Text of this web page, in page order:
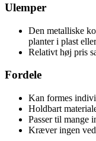
Ulemper
Den metalliske
planter i plast
Relativt høj pris
Fordele
Kan formes
Holdbart
Passer til mange
Kræver ingen